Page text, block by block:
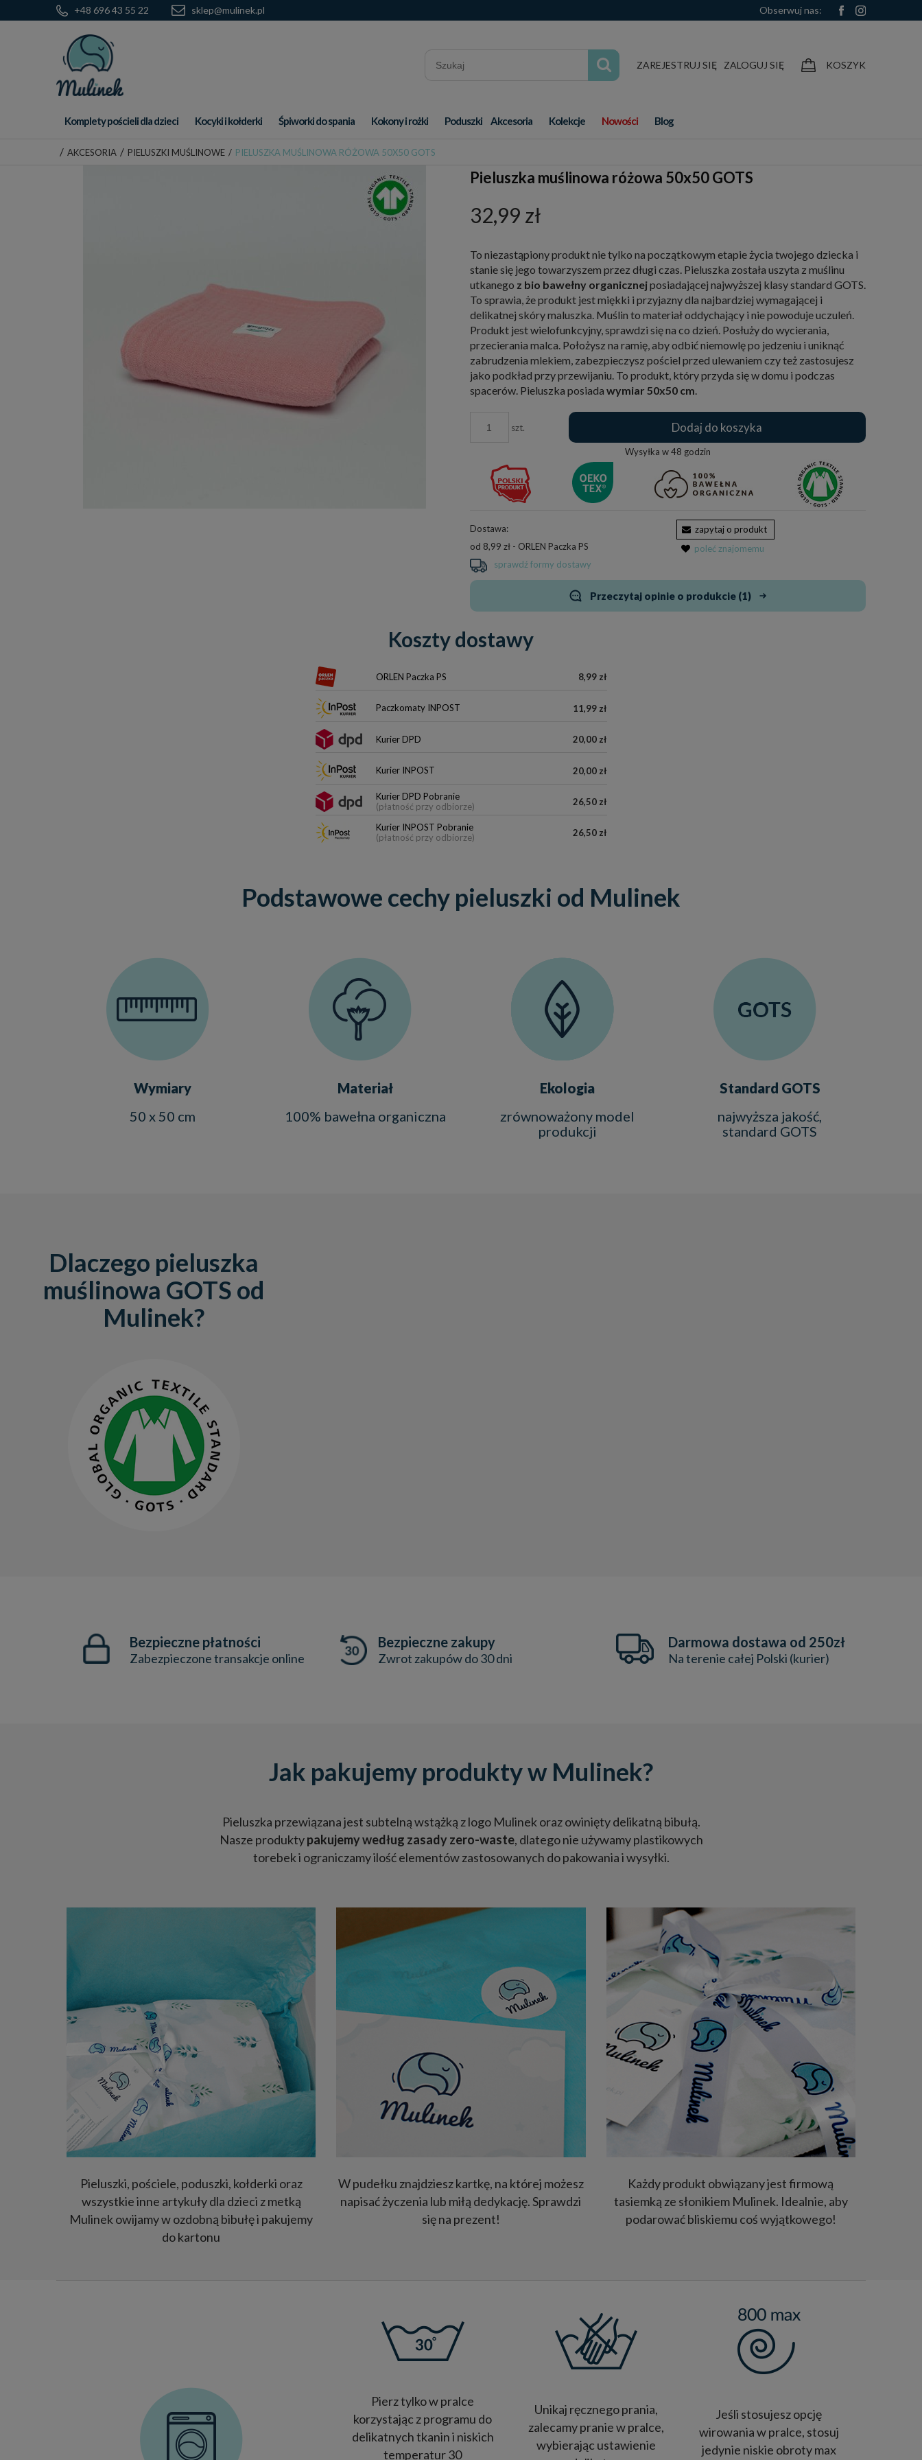
+48 696 43 55 22 sklep@mulinek.pl Obserwuj nas:
KOSZYK
ZAREJESTRUJ SIĘ ZALOGUJ SIĘ
Komplety pościeli dla dzieci Kocyki i kołderki Śpiworki do spania Kokony i rożki Poduszki Akcesoria Kolekcje Nowości Blog
/ AKCESORIA / PIELUSZKI MUŚLINOWE / PIELUSZKA MUŚLINOWA RÓŻOWA 50X50 GOTS
Pieluszka muślinowa różowa 50x50 GOTS
32,99 zł
To niezastąpiony produkt nie tylko na początkowym etapie życia twojego dziecka i
stanie się jego towarzyszem przez długi czas. Pieluszka została uszyta z muślinu
utkanego z bio bawełny organicznejposiadającej najwyższej klasy standard GOTS.
To sprawia, że produkt jest miękki i przyjazny dla najbardziej wymagającej i
delikatnej skóry maluszka. Muślin to materiał oddychający i nie powoduje uczuleń.
Produkt jest wielofunkcyjny, sprawdzi się na co dzień. Posłuży do wycierania,
przecierania malca. Położysz na ramię, aby odbić niemowlę po jedzeniu i uniknąć
zabrudzenia mlekiem, zabezpieczysz pościel przed ulewaniem czy też zastosujesz
jako podkład przy przewijaniu. To produkt, który przyda się w domu i podczas
spacerów. Pieluszka posiada wymiar 50x50 cm.
szt. Dodaj do koszyka
Wysyłka w 48 godzin
Dostawa:
od 8,99 zł - ORLEN Paczka PS
sprawdź formy dostawy
zapytaj o produkt
poleć znajomemu
Przeczytaj opinie o produkcie (1)
Koszty dostawy
ORLEN Paczka PS 8,99 zł
Paczkomaty INPOST 11,99 zł
Kurier DPD 20,00 zł
Kurier INPOST 20,00 zł
Kurier DPD Pobranie
(płatność przy odbiorze)
26,50 zł
Kurier INPOST Pobranie
(płatność przy odbiorze)
26,50 zł
Podstawowe cechy pieluszki od Mulinek
Wymiary
50 x 50 cm
Materiał
100% bawełna organiczna
Ekologia
zrównoważony model
produkcji
Standard GOTS
najwyższa jakość,
standard GOTS
Dlaczego pieluszka
muślinowa GOTS od
Mulinek?
Bezpieczne płatności
Zabezpieczone transakcje online
Bezpieczne zakupy
Zwrot zakupów do 30 dni
Darmowa dostawa od 250zł
Na terenie całej Polski (kurier)
Jak pakujemy produkty w Mulinek?
Pieluszka przewiązana jest subtelną wstążką z logo Mulinek oraz owinięty delikatną bibułą.
Nasze produktypakujemy według zasady zero-waste, dlatego nie używamy plastikowych
torebek i ograniczamy ilość elementów zastosowanych do pakowania i wysyłki.
Pieluszki, pościele, poduszki, kołderki oraz
wszystkie inne artykuły dla dzieci z metką
Mulinek owijamy w ozdobną bibułę i pakujemy
do kartonu
W pudełku znajdziesz kartkę, na której możesz
napisać życzenia lub miłą dedykację. Sprawdzi
się na prezent!
Każdy produkt obwiązany jest firmową
tasiemką ze słonikiem Mulinek. Idealnie, aby
podarować bliskiemu coś wyjątkowego!
Pierz tylko w pralce
korzystając z programu do
delikatnych tkanin i niskich
temperatur 30
Unikaj ręcznego prania,
zalecamy pranie w pralce,
wybierając ustawienie
Jeśli stosujesz opcję
wirowania w pralce, stosuj
jedynie niskie obroty max